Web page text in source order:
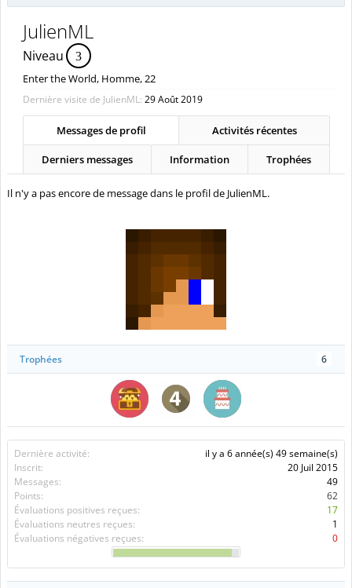
Trophées 6
Dernière activité:
il y a 6 année(s) 49 semaine(s)
Inscrit:
20 Juil 2015
Messages:
49
Points:
62
Évaluations positives reçues:
17
Évaluations neutres reçues:
1
Évaluations négatives reçues:
0
JulienML
Niveau 3
Enter the World, Homme, 22
Dernière visite de JulienML: 29 Août 2019
Messages de profil Activités récentes
Derniers messages Information Trophées
Il n'y a pas encore de message dans le profil de JulienML.